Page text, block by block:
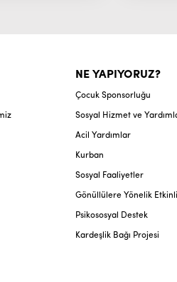
NE YAPIYORUZ?
Çocuk Sponsorluğu
Sosyal Hizmet ve
Acil Yardımlar
Kurban
Sosyal Faaliyetler
Gönüllülere Yönelik
Psikososyal Destek
Kardeşlik Bağı Projesi